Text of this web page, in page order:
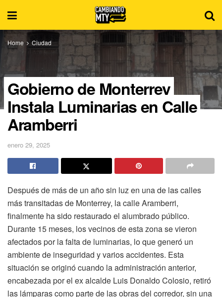
Home Ciudad
Gobierno de Monterrey
Instala Luminarias en Calle
Aramberri
enero 29, 2025
Después de más de un año sin luz en una de las calles
más transitadas de Monterrey, la calle Aramberri,
finalmente ha sido restaurado el alumbrado público.
Durante 15 meses, los vecinos de esta zona se vieron
afectados por la falta de luminarias, lo que generó un
ambiente de inseguridad y varios accidentes. Esta
situación se originó cuando la administración anterior,
encabezada por el ex alcalde Luis Donaldo Colosio, retiró
las lámparas como parte de las obras del corredor, sin una